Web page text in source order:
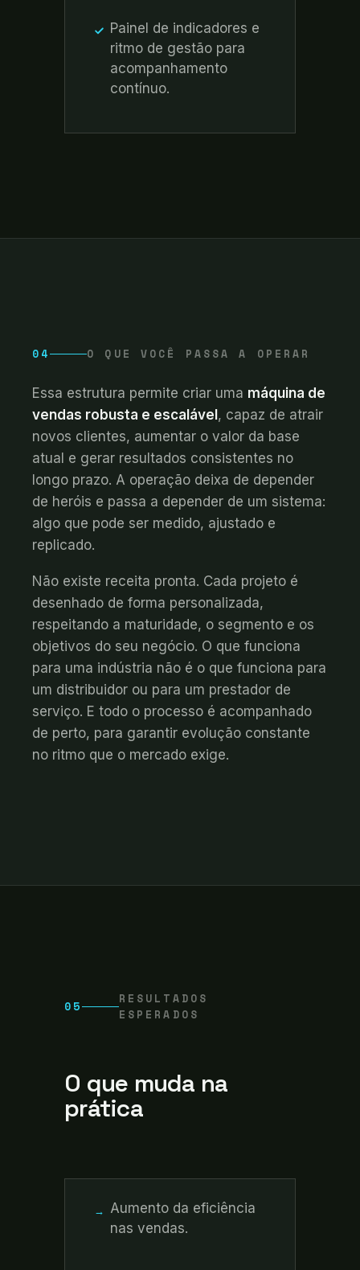
Painel de indicadores e
ritmo de gestão para
acompanhamento
contínuo.
04 O QUE VOCÊ PASSA A OPERAR
Essa estrutura permite criar uma máquina de
vendas robusta e escalável , capaz de atrair
novos clientes, aumentar o valor da base
atual e gerar resultados consistentes no
longo prazo. A operação deixa de depender
de heróis e passa a depender de um sistema:
algo que pode ser medido, ajustado e
replicado.
Não existe receita pronta. Cada projeto é
desenhado de forma personalizada,
respeitando a maturidade, o segmento e os
objetivos do seu negócio. O que funciona
para uma indústria não é o que funciona para
um distribuidor ou para um prestador de
serviço. E todo o processo é acompanhado
de perto, para garantir evolução constante
no ritmo que o mercado exige.
05
RESULTADOS
ESPERADOS
O que muda na
prática
→
Aumento da eficiência
nas vendas.